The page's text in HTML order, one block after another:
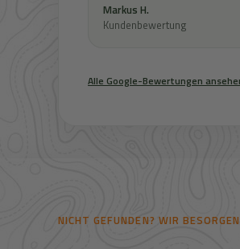
Markus H.
Kundenbewertung
Alle Google-Bewertungen
NICHT GEFUNDEN? WIR